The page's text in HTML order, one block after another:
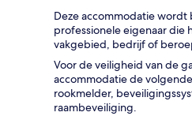
Deze accommodatie
professionele eigenaar die
vakgebied, bedrijf of
Voor de veiligheid van de
accommodatie de
rookmelder,
raambeveiliging.